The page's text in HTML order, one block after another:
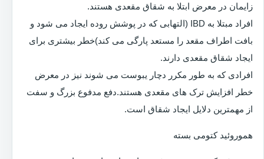
زایمان در معرض ابتلا به شقاق مقعدی هستند.
افراد مبتلا به IBD (التهابی که در پوشش روده ایجاد می شود و
بافت اطراف مقعد را مستعد پارگی می کند)خطر بیشتری برای
ایجاد شقاق مقعدی دارند.
افرادی که به طور مکرر دچار یبوست می شوند نیز در معرض
خطر افزایش ترک های مقعدی هستند.دفع مدفوع بزرگ و سفت
از مهمترین دلایل ایجاد شقاق است.
هموروئید کتومی بسته